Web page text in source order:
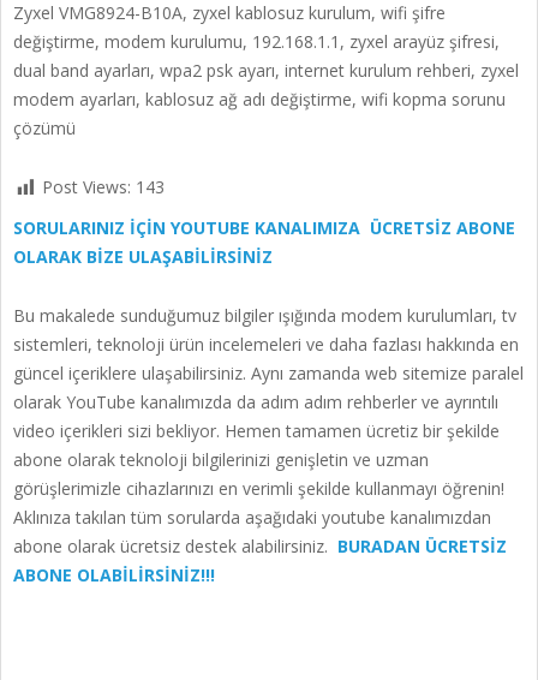
Zyxel VMG8924-B10A, zyxel kablosuz kurulum, wifi şifre
değiştirme, modem kurulumu, 192.168.1.1, zyxel arayüz şifresi,
dual band ayarları, wpa2 psk ayarı, internet kurulum rehberi, zyxel
modem ayarları, kablosuz ağ adı değiştirme, wifi kopma sorunu
çözümü
Post Views: 143
SORULARINIZ İÇİN YOUTUBE KANALIMIZA ÜCRETSİZ ABONE
OLARAK BİZE ULAŞABİLİRSİNİZ
Bu makalede sunduğumuz bilgiler ışığında modem kurulumları, tv
sistemleri, teknoloji ürün incelemeleri ve daha fazlası hakkında en
güncel içeriklere ulaşabilirsiniz. Aynı zamanda web sitemize paralel
olarak YouTube kanalımızda da adım adım rehberler ve ayrıntılı
video içerikleri sizi bekliyor. Hemen tamamen ücretiz bir şekilde
abone olarak teknoloji bilgilerinizi genişletin ve uzman
görüşlerimizle cihazlarınızı en verimli şekilde kullanmayı öğrenin!
Aklınıza takılan tüm sorularda aşağıdaki youtube kanalımızdan
abone olarak ücretsiz destek alabilirsiniz. BURADAN ÜCRETSİZ
ABONE OLABİLİRSİNİZ!!!